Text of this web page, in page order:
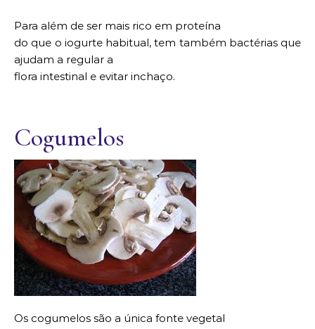
Para além de ser mais rico em proteína
do que o iogurte habitual, tem também bactérias que
ajudam a regular a
flora intestinal e evitar inchaço.
Cogumelos
Os cogumelos são a única fonte vegetal